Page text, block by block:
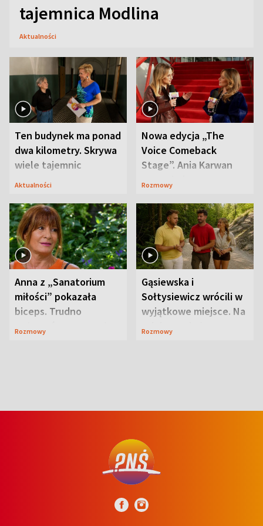
tajemnica Modlina
Aktualności
Ten budynek ma ponad
dwa kilometry. Skrywa
wiele tajemnic
Aktualności
Nowa edycja „The
Voice Comeback
Stage”. Ania Karwan
zapowiada
Rozmowy
Anna z „Sanatorium
miłości” pokazała
biceps. Trudno
uwierzyć, co przeszła
Rozmowy
Gąsiewska i
Sołtysiewicz wrócili w
wyjątkowe miejsce. Na
szlaku czekał
Rozmowy